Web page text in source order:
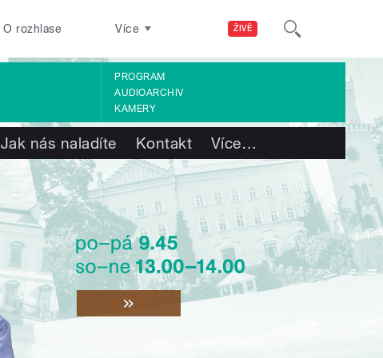
ŽIVĚ
O rozhlase Více
PROGRAM
AUDIOARCHIV
KAMERY
Jak nás naladíte Kontakt Více…